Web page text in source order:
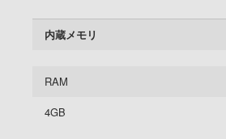
内蔵メモリ
RAM
4GB